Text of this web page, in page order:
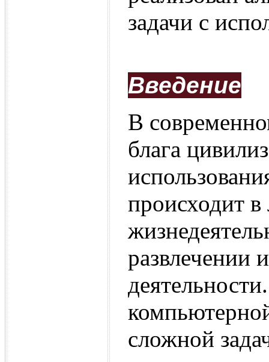
задачи с
Введение
В
блага
происходит
развлечении
сложной